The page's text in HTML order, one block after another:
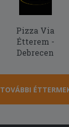
Pizza Via
Étterem -
Debrecen
TOVÁBBI